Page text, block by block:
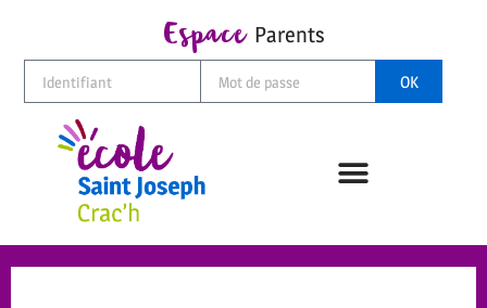
Espace Parents
OK